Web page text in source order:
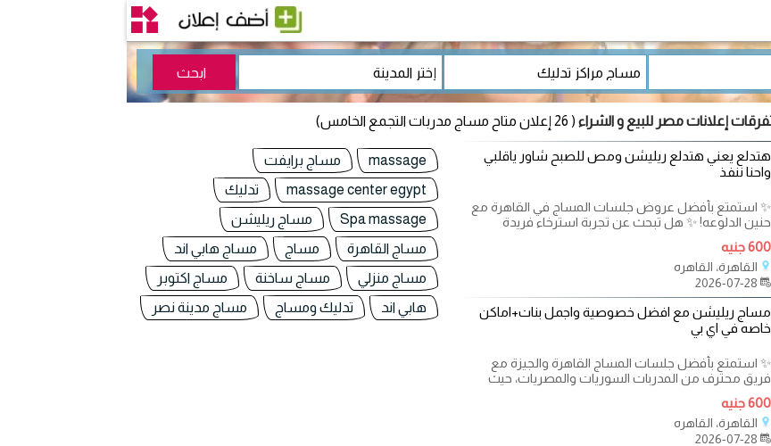
إعلانات مصر للبيع و الشراء ( 26 إعلان متاح مساج مدربات التجمع الخامس)
هتدلع يعني هتدلع ريليشن ومص للصبح شاور ياقلبي
واحنا ننفذ
✨ استمتع بأفضل عروض جلسات المساج في القاهرة مع
حنين الدلوعه! ✨ هل تبحث عن تجربة استرخاء فريدة
600 جنيه
القاهرة، القاهره
مساج ريليشن مع افضل خصوصية واجمل بنات+اماكن
خاصه في اي بي
✨ استمتع بأفضل جلسات المساج القاهرة والجيزة مع
فريق محترف من المدربات السوريات والمصريات، حيث
600 جنيه
القاهرة، القاهره
massage
مساج برايفت
massage center egypt
تدليك
Spa massage
مساج ريليشن
مساج القاهرة
مساج
مساج هابي اند
مساج منزلي
مساج ساخنة
مساج اكتوبر
هابي اند
تدليك ومساج مساج مدينة نصر